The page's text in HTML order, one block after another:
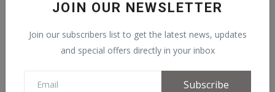
JOIN OUR NEWSLETTER
Join our subscribers list to get the latest news, updates
and special offers directly in your inbox
Subscribe
Sjalg Unneland (SV)...
Follow Us